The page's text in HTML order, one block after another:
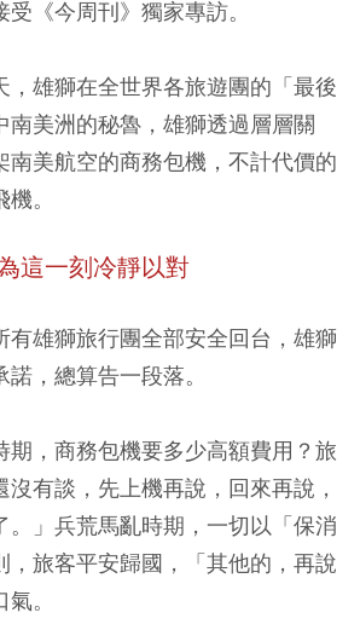
《今周刊》獨家專訪。
，雄獅在全世界各旅遊團的「最後
南美洲的秘魯，雄獅透過層層關
南美航空的商務包機，不計代價的
。
這一刻冷靜以對
有雄獅旅行團全部安全回台，雄獅
，總算告一段落。
期，商務包機要多少高額費用？旅
有談，先上機再說，回來再說，
。」兵荒馬亂時期，一切以「保消
，旅客平安歸國，「其他的，再說
。